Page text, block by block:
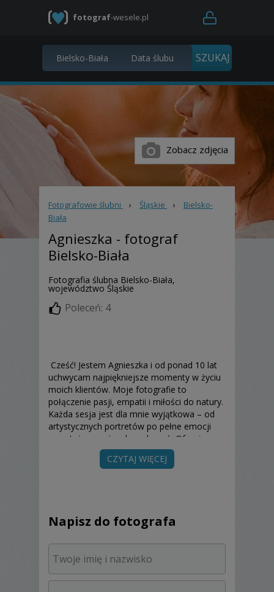
fotograf-wesele.pl
Zobacz zdjęcia
Fotografowie ślubni › Śląskie ›
Bielsko-
Biała
Agnieszka - fotograf
Bielsko-Biała
Fotografia ślubna Bielsko-Biała,
województwo Śląskie
Poleceń: 4
Cześć! Jestem Agnieszka i od ponad 10 lat
uchwycam najpiękniejsze momenty w życiu
moich klientów. Moje fotografie to
połączenie pasji, empatii i miłości do natury.
Każda sesja jest dla mnie wyjątkowa – od
artystycznych portretów po pełne emocji
reportaże z ważnych wydarzeń. Oferuję:
Chrzty, sesje śluby, urodziny – uchwycę
najważniejsze chwile w Twoim życiu! Sesje
prawdziwe emocje, zachwycają
fotografa, który z pełnym
zaangażowaniem podejdzie do każdego
projektu, napisz do mnie! Razem stworzymy
coś wyjątkowego .
CZYTAJ WIĘCEJ
Napisz do fotografa